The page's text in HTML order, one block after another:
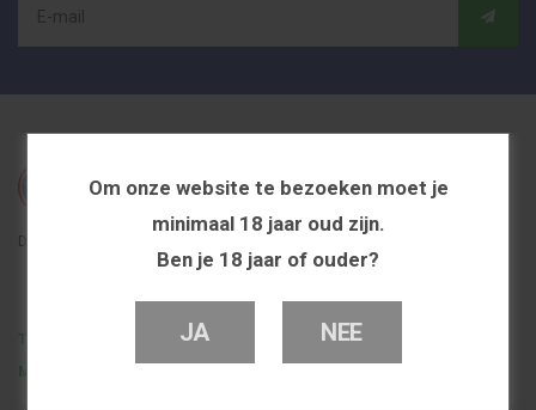
Om onze website te bezoeken moet je
minimaal 18 jaar oud zijn.
Ben je 18 jaar of ouder?
JA NEE
De beste en voordeligste vapeshop in Nederland
Telefoon
0251 839 447